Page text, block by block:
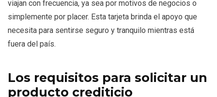
viajan con frecuencia, ya sea por motivos de negocios o
simplemente por placer. Esta tarjeta brinda el apoyo que
necesita para sentirse seguro y tranquilo mientras está
fuera del país.
Los requisitos para solicitar un
producto crediticio